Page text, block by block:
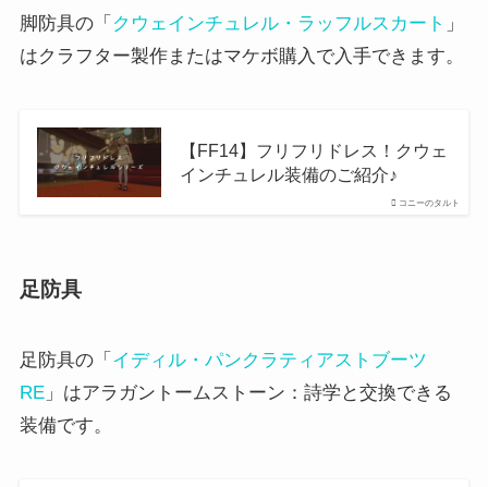
脚防具の「 クウェインチュレル・ラッフルスカート 」
はクラフター製作またはマケボ購入で入手できます。
コニーのタルト
【FF14】フリフリドレス！クウェ
インチュレル装備のご紹介♪
足防具
足防具の「 イディル・パンクラティアストブーツ
RE」はアラガントームストーン：詩学と交換できる
装備です。